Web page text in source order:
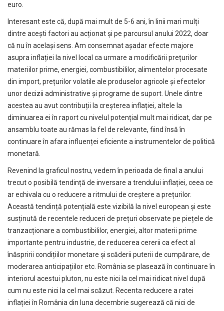
euro.
Interesant este că, după mai mult de 5-6 ani, în linii mari mulți
dintre acești factori au acționat și pe parcursul anului 2022, doar
că nu în același sens. Am consemnat așadar efecte majore
asupra inflației la nivel local ca urmare a modificării prețurilor
materiilor prime, energiei, combustibililor, alimentelor procesate
din import, prețurilor volatile ale produselor agricole și efectelor
unor decizii administrative și programe de suport. Unele dintre
acestea au avut contribuții la creșterea inflației, altele la
diminuarea ei în raport cu nivelul potențial mult mai ridicat, dar pe
ansamblu toate au rămas la fel de relevante, fiind însă în
continuare în afara influenței eficiente a instrumentelor de politică
monetară.
Revenind la graficul nostru, vedem în perioada de final a anului
trecut o posibilă tendință de inversare a trendului inflației, ceea ce
ar echivala cu o reducere a ritmului de creștere a prețurilor.
Această tendință potențială este vizibilă la nivel european și este
susținută de recentele reduceri de prețuri observate pe piețele de
tranzacționare a combustibililor, energiei, altor materii prime
importante pentru industrie, de reducerea cererii ca efect al
înăspririi condițiilor monetare și scăderii puterii de cumpărare, de
moderarea anticipațiilor etc. România se plasează în continuare în
interiorul acestui pluton, nu este nici la cel mai ridicat nivel după
cum nu este nici la cel mai scăzut. Recenta reducere a ratei
inflației în România din luna decembrie sugerează că nici de